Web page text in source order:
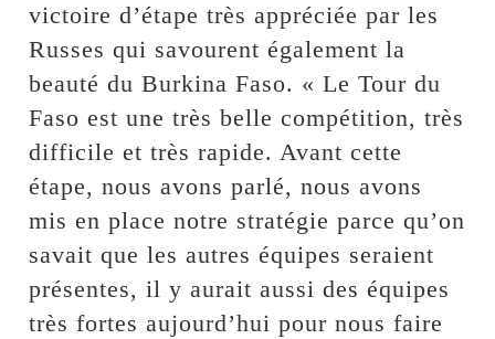
victoire d’étape très appréciée par les
Russes qui savourent également la
beauté du Burkina Faso. « Le Tour du
Faso est une très belle compétition, très
difficile et très rapide. Avant cette
étape, nous avons parlé, nous avons
mis en place notre stratégie parce qu’on
savait que les autres équipes seraient
présentes, il y aurait aussi des équipes
très fortes aujourd’hui pour nous faire